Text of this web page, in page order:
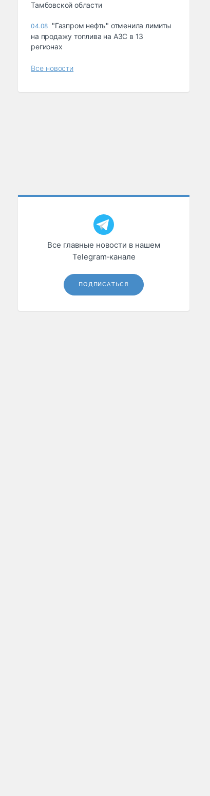
Тамбовской области
04.08 "Газпром нефть" отменила лимиты
на продажу топлива на АЗС в 13
регионах
Все новости
Все главные новости в нашем
Telegram‑канале
ПОДПИСАТЬСЯ